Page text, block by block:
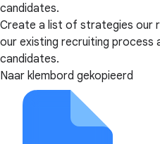
candidates.
Create a list of strategies our
our existing recruiting process
candidates.
Naar klembord gekopieerd